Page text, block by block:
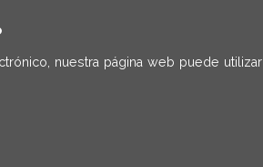
nuestra página web puede utilizar